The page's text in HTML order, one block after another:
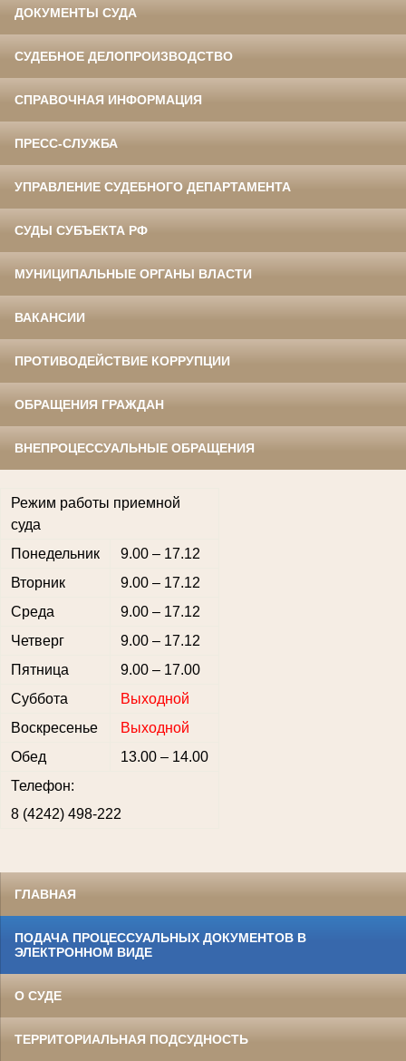
ДОКУМЕНТЫ СУДА
СУДЕБНОЕ ДЕЛОПРОИЗВОДСТВО
СПРАВОЧНАЯ ИНФОРМАЦИЯ
ПРЕСС-СЛУЖБА
УПРАВЛЕНИЕ СУДЕБНОГО ДЕПАРТАМЕНТА
СУДЫ СУБЪЕКТА РФ
МУНИЦИПАЛЬНЫЕ ОРГАНЫ ВЛАСТИ
ВАКАНСИИ
ПРОТИВОДЕЙСТВИЕ КОРРУПЦИИ
ОБРАЩЕНИЯ ГРАЖДАН
ВНЕПРОЦЕССУАЛЬНЫЕ ОБРАЩЕНИЯ
Режим работы приемной
суда
Понедельник
9.00 – 17.12
Вторник
9.00 – 17.12
Среда
9.00 – 17.12
Четверг
9.00 – 17.12
Пятница
9.00 – 17.00
Суббота
Выходной
Воскресенье
Выходной
Обед
13.00 – 14.00
Телефон:
8 (4242) 498-222
ГЛАВНАЯ
ПОДАЧА ПРОЦЕССУАЛЬНЫХ ДОКУМЕНТОВ В
ЭЛЕКТРОННОМ ВИДЕ
О СУДЕ
ТЕРРИТОРИАЛЬНАЯ ПОДСУДНОСТЬ